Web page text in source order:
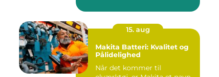
15. aug
Makita Batteri: Kvalitet og
Pålidelighed
Når det kommer til